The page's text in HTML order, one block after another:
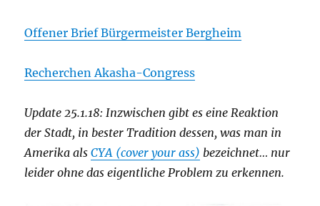
Offener Brief Bürgermeister Bergheim
Recherchen Akasha-Congress
Update 25.1.18: Inzwischen gibt es eine Reaktion
der Stadt, in bester Tradition dessen, was man in
Amerika alsCYA (cover your ass) bezeichnet… nur
leider ohne das eigentliche Problem zu erkennen.